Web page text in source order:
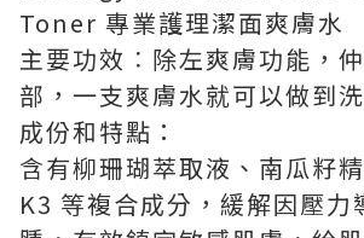
Toner 專業護理潔面爽膚水
主要功效︰除左爽膚功能，
部，一支爽膚水就可以做到
成份和特點：
含有柳珊瑚萃取液、南瓜籽
K3 等複合成分，緩解因壓力